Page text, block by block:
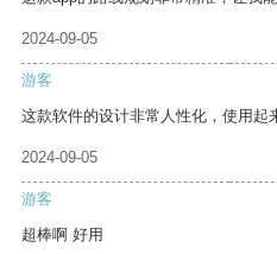
2024-09-05
游客
这款软件的设计非常人性化，使用起
2024-09-05
游客
超棒啊 好用